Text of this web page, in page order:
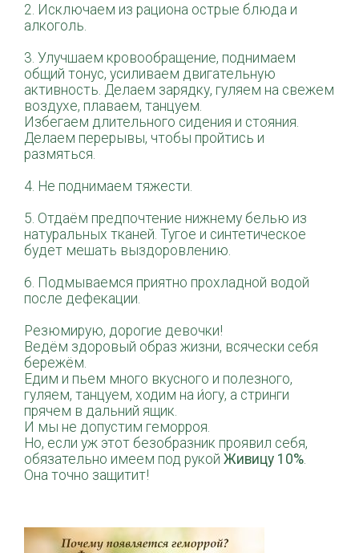
2. Исключаем из рациона острые блюда и
алкоголь.
3. Улучшаем кровообращение, поднимаем
общий тонус, усиливаем двигательную
активность. Делаем зарядку, гуляем на свежем
воздухе, плаваем, танцуем.
Избегаем длительного сидения и стояния.
Делаем перерывы, чтобы пройтись и
размяться.
4. Не поднимаем тяжести.
5. Отдаём предпочтение нижнему белью из
натуральных тканей. Тугое и синтетическое
будет мешать выздоровлению.
6. Подмываемся приятно прохладной водой
после дефекации.
Резюмирую, дорогие девочки!
Ведём здоровый образ жизни, всячески себя
бережём.
Едим и пьем много вкусного и полезного,
гуляем, танцуем, ходим на и́огу, а стринги
прячем в дальний ящик.
И мы не допустим геморроя.
Но, если уж этот безобразник проявил себя,
обязательно имеем под рукой Живицу 10%
Она точно защитит!